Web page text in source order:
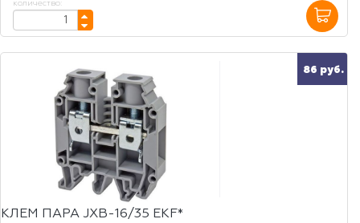
количество:
86 руб.
КЛЕМ ПАРА JXB-16/35 EKF*